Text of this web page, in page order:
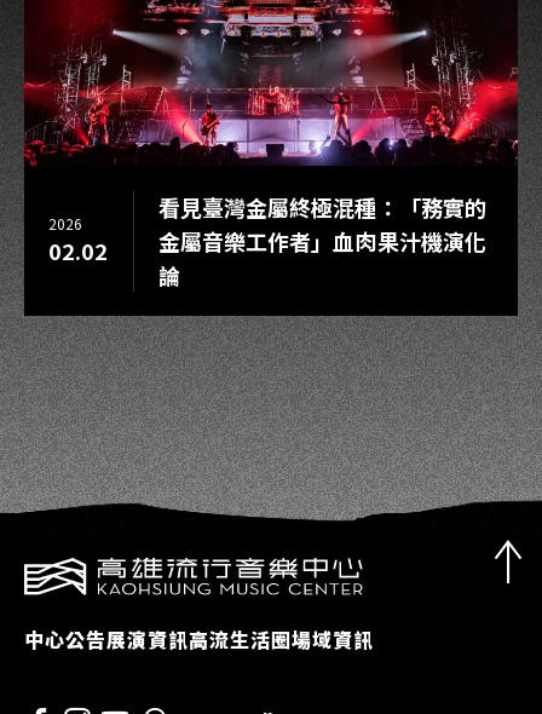
2026
02.02
看見臺灣金屬終極混種：「務實的
金屬音樂工作者」血肉果汁機演化
論
中心公告展演資訊高流生活圈場域資訊